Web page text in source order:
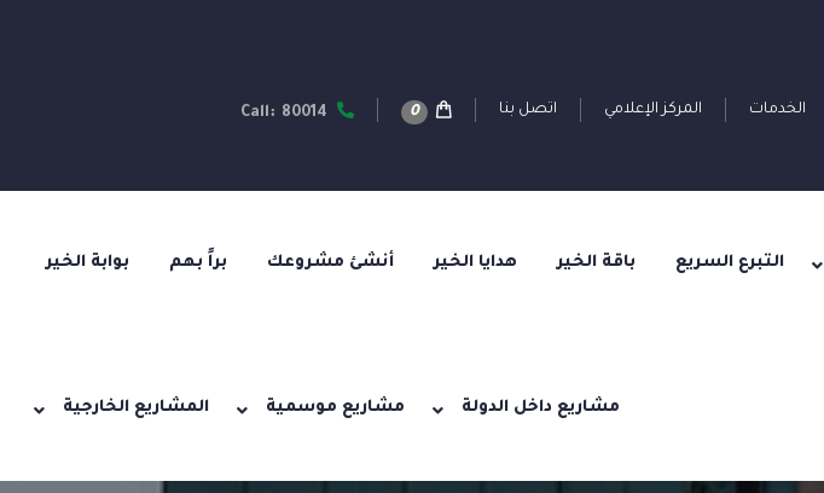
الخدمات المركز الإعلامي اتصل بنا 0
بوابة الخير براً بهم أنشئ مشروعك هدايا الخير باقة الخير التبرع السريع
المشاريع الخارجية مشاريع موسمية مشاريع داخل الدولة